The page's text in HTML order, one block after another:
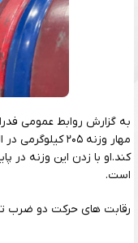
به گزارش روابط عمومی
مهار وزنه ۲۰۵
کند.او با زدن این وزنه در
است.
رقابت های حرکت دو ضرب